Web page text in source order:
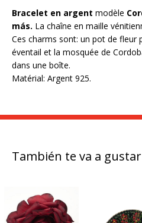
Bracelet en argent modèle
más. La chaîne en maille
Ces charms sont: un pot de fleur
éventail et la mosquée de
dans une boîte.
Matérial: Argent 925.
También te va a gustar